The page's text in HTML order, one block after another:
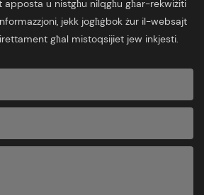
apposta u nistgħu nilqgħu għar-rekwiżiti
jekk jogħġbok żur il-websajt
għal mistoqsijiet jew inkjesti.